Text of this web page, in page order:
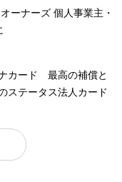
ーナーズ 個人事業主・
カード 最高の補償と
ステータス法人カード